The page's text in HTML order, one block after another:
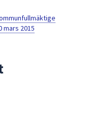
mars 2015